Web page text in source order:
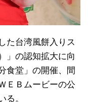
た台湾風餅入りス
」の認知拡大に向
食堂」の開催、間
ＥＢムービーの公
る。